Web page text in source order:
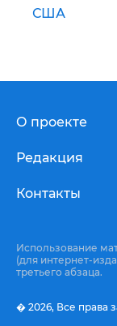
США
О проекте
Редакция
Контакты
Использование
(для интернет-
третьего абзаца.
� 2026, Все права